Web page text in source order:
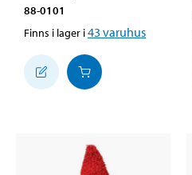
88-0101
Finns i lager i43 varuhus